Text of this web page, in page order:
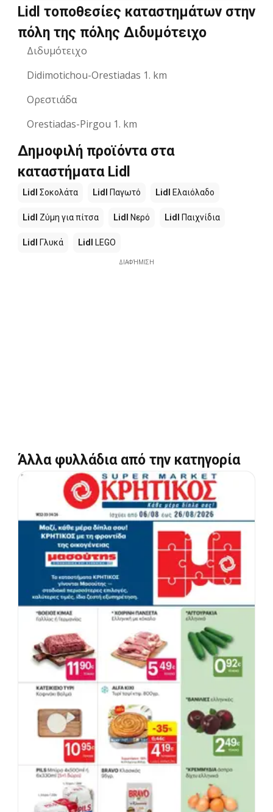
Lidl τοποθεσίες καταστημάτων στην
πόλη της πόλης Διδυμότειχο
Διδυμότειχο
Didimotichou-Orestiadas 1. km
Ορεστιάδα
Orestiadas-Pirgou 1. km
Δημοφιλή προϊόντα στα
καταστήματα Lidl
Lidl Σοκολάτα Lidl Παγωτό Lidl Ελαιόλαδο
Lidl Ζύμη για πίτσα Lidl Νερό Lidl Παιχνίδια
Lidl Γλυκά Lidl LEGO
ΔΙΑΦΉΜΙΣΗ
Άλλα φυλλάδια από την κατηγορία